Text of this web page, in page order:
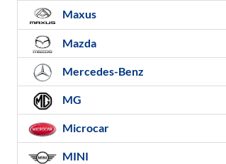
Maxus
Mazda
Mercedes-Benz
MG
Microcar
MINI